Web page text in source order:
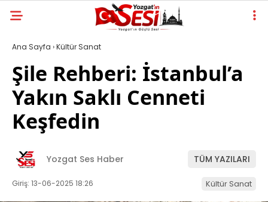
Ana Sayfa ›Kültür Sanat
Şile Rehberi: İstanbul’a
Yakın Saklı Cenneti
Keşfedin
Yozgat Ses Haber TÜM YAZILARI
Giriş: 13-06-2025 18:26 Kültür Sanat